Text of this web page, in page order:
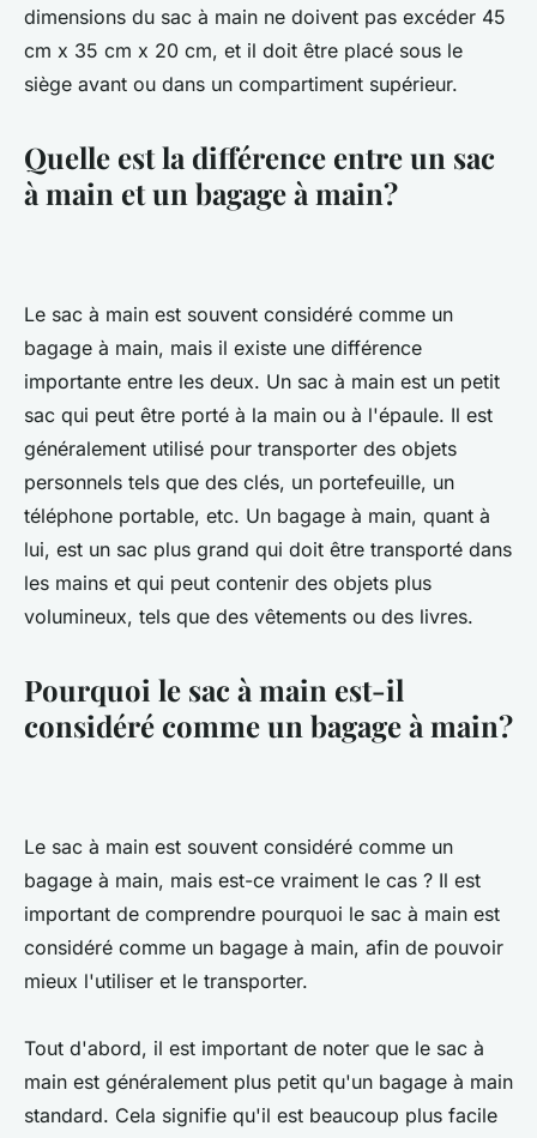
dimensions du sac à main ne doivent pas excéder 45
cm x 35 cm x 20 cm, et il doit être placé sous le
siège avant ou dans un compartiment supérieur.
Quelle est la différence entre un sac
à main et un bagage à main?
Le sac à main est souvent considéré comme un
bagage à main, mais il existe une différence
importante entre les deux. Un sac à main est un petit
sac qui peut être porté à la main ou à l'épaule. Il est
généralement utilisé pour transporter des objets
personnels tels que des clés, un portefeuille, un
téléphone portable, etc. Un bagage à main, quant à
lui, est un sac plus grand qui doit être transporté dans
les mains et qui peut contenir des objets plus
volumineux, tels que des vêtements ou des livres.
Pourquoi le sac à main est-il
considéré comme un bagage à main?
Le sac à main est souvent considéré comme un
bagage à main, mais est-ce vraiment le cas ? Il est
important de comprendre pourquoi le sac à main est
considéré comme un bagage à main, afin de pouvoir
mieux l'utiliser et le transporter.
Tout d'abord, il est important de noter que le sac à
main est généralement plus petit qu'un bagage à main
standard. Cela signifie qu'il est beaucoup plus facile